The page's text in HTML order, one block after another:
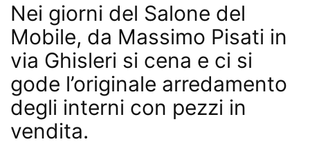
Nei giorni del Salone del
Mobile, da Massimo Pisati in
via Ghisleri si cena e ci si
gode l’originale arredamento
degli interni con pezzi in
vendita.